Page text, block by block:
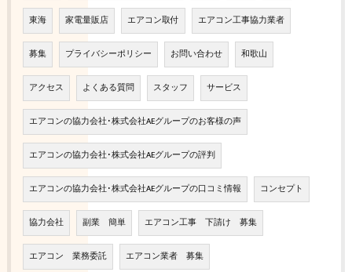
東海 家電量販店 エアコン取付 エアコン工事協力業者
募集 プライバシーポリシー お問い合わせ 和歌山
アクセス よくある質問 スタッフ サービス
エアコンの協力会社･株式会社AEグループのお客様の声
エアコンの協力会社･株式会社AEグループの評判
エアコンの協力会社･株式会社AEグループの口コミ情報 コンセプト
協力会社 副業 簡単 エアコン工事 下請け 募集
エアコン 業務委託 エアコン業者 募集